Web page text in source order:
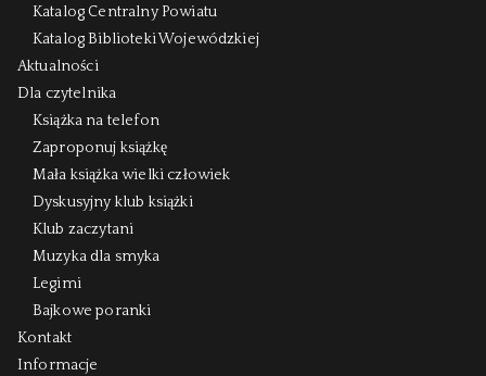
Katalog Centralny Powiatu
Katalog Biblioteki Wojewódzkiej
Aktualności
Dla czytelnika
Książka na telefon
Zaproponuj książkę
Mała książka wielki człowiek
Dyskusyjny klub książki
Klub zaczytani
Muzyka dla smyka
Legimi
Bajkowe poranki
Kontakt
Informacje